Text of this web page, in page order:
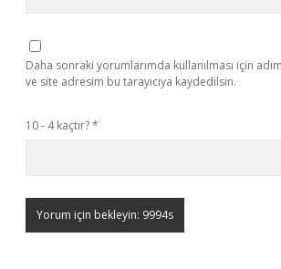
Daha sonraki yorumlarımda kullanılması için
ve site adresim bu tarayıcıya kaydedilsin.
10 - 4 kaçtır?*